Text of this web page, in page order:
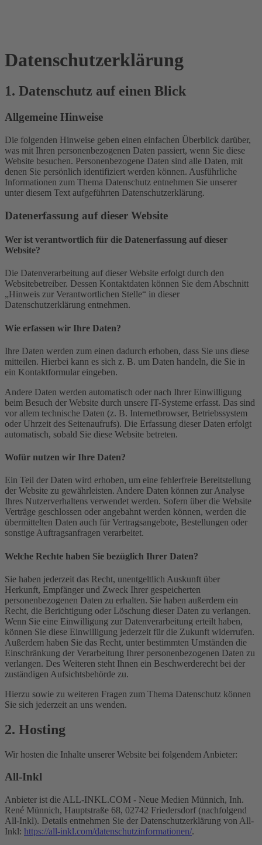
Datenschutz­erklärung
1. Datenschutz auf einen Blick
Allgemeine Hinweise
Die folgenden Hinweise geben einen einfachen Überblick darüber,
was mit Ihren personenbezogenen Daten passiert, wenn Sie diese
Website besuchen. Personenbezogene Daten sind alle Daten, mit
denen Sie persönlich identifiziert werden können. Ausführliche
Informationen zum Thema Datenschutz entnehmen Sie unserer
unter diesem Text aufgeführten Datenschutzerklärung.
Datenerfassung auf dieser Website
Wer ist verantwortlich für die Datenerfassung auf dieser
Website?
Die Datenverarbeitung auf dieser Website erfolgt durch den
Websitebetreiber. Dessen Kontaktdaten können Sie dem Abschnitt
„Hinweis zur Verantwortlichen Stelle“ in dieser
Datenschutzerklärung entnehmen.
Wie erfassen wir Ihre Daten?
Ihre Daten werden zum einen dadurch erhoben, dass Sie uns diese
mitteilen. Hierbei kann es sich z. B. um Daten handeln, die Sie in
ein Kontaktformular eingeben.
Andere Daten werden automatisch oder nach Ihrer Einwilligung
beim Besuch der Website durch unsere IT-Systeme erfasst. Das sind
vor allem technische Daten (z. B. Internetbrowser, Betriebssystem
oder Uhrzeit des Seitenaufrufs). Die Erfassung dieser Daten erfolgt
automatisch, sobald Sie diese Website betreten.
Wofür nutzen wir Ihre Daten?
Ein Teil der Daten wird erhoben, um eine fehlerfreie Bereitstellung
der Website zu gewährleisten. Andere Daten können zur Analyse
Ihres Nutzerverhaltens verwendet werden. Sofern über die Website
Verträge geschlossen oder angebahnt werden können, werden die
übermittelten Daten auch für Vertragsangebote, Bestellungen oder
sonstige Auftragsanfragen verarbeitet.
Welche Rechte haben Sie bezüglich Ihrer Daten?
Sie haben jederzeit das Recht, unentgeltlich Auskunft über
Herkunft, Empfänger und Zweck Ihrer gespeicherten
personenbezogenen Daten zu erhalten. Sie haben außerdem ein
Recht, die Berichtigung oder Löschung dieser Daten zu verlangen.
Wenn Sie eine Einwilligung zur Datenverarbeitung erteilt haben,
können Sie diese Einwilligung jederzeit für die Zukunft widerrufen.
Außerdem haben Sie das Recht, unter bestimmten Umständen die
Einschränkung der Verarbeitung Ihrer personenbezogenen Daten zu
verlangen. Des Weiteren steht Ihnen ein Beschwerderecht bei der
zuständigen Aufsichtsbehörde zu.
Hierzu sowie zu weiteren Fragen zum Thema Datenschutz können
Sie sich jederzeit an uns wenden.
2. Hosting
Wir hosten die Inhalte unserer Website bei folgendem Anbieter:
All-Inkl
Anbieter ist die ALL-INKL.COM - Neue Medien Münnich, Inh.
René Münnich, Hauptstraße 68, 02742 Friedersdorf (nachfolgend
All-Inkl). Details entnehmen Sie der Datenschutzerklärung von All-
Inkl: https://all-inkl.com/datenschutzinformationen/.